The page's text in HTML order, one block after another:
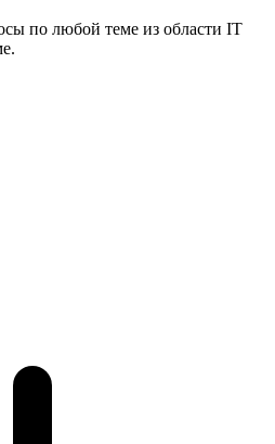
по любой теме из области IT